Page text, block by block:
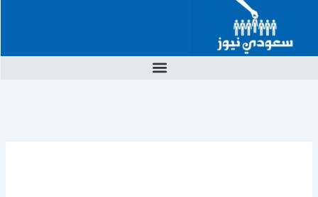
المحتوى